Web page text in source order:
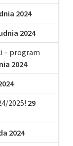
2024
2024
– program
2024
2025! 29
2024